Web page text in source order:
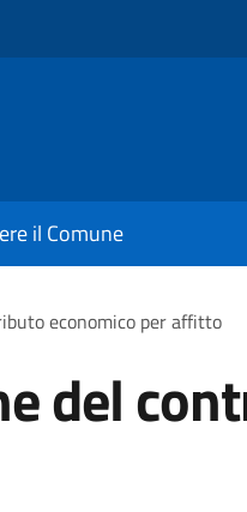
il Comune
economico per affitto
del